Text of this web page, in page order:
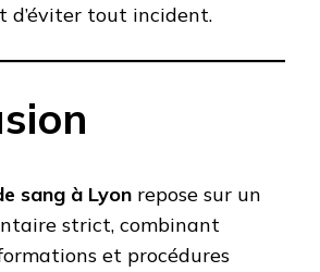
d’éviter tout incident.
sang à Lyon repose sur un
strict, combinant
et procédures